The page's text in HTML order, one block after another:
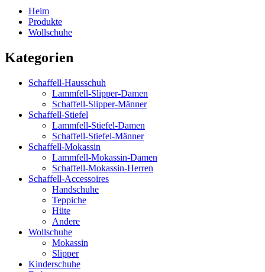
Heim
Produkte
Wollschuhe
Kategorien
Schaffell-Hausschuh
Lammfell-Slipper-Damen
Schaffell-Slipper-Männer
Schaffell-Stiefel
Lammfell-Stiefel-Damen
Schaffell-Stiefel-Männer
Schaffell-Mokassin
Lammfell-Mokassin-Damen
Schaffell-Mokassin-Herren
Schaffell-Accessoires
Handschuhe
Teppiche
Hüte
Andere
Wollschuhe
Mokassin
Slipper
Kinderschuhe